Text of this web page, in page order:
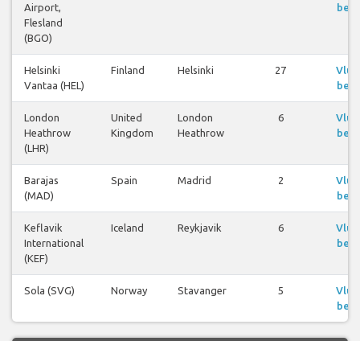
Airport,
Flesland
(BGO)
Helsinki
Vantaa (HEL)
Finland Helsinki 27
London
Heathrow
(LHR)
United
Kingdom
London
Heathrow
6
Barajas
(MAD)
Spain Madrid 2
Keflavik
International
(KEF)
Iceland Reykjavik 6
Sola (SVG) Norway Stavanger 5